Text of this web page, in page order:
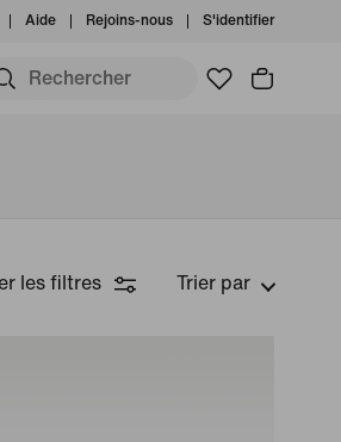
Aide Rejoins-nous S'identifier
les filtres Trier par